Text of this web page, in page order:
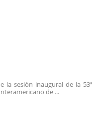
la sesión inaugural de la 53ª
de ...